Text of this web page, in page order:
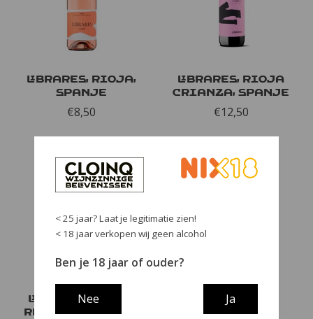
Librares, Rioja,
Spanje
€8,50
Librares, Rioja
Crianza, Spanje
€12,50
Librares, Rioja
Reserva, Spanje
< 25 jaar? Laat je legitimatie zien!
< 18 jaar verkopen wij geen alcohol
Ben je 18 jaar of ouder?
Nee Ja